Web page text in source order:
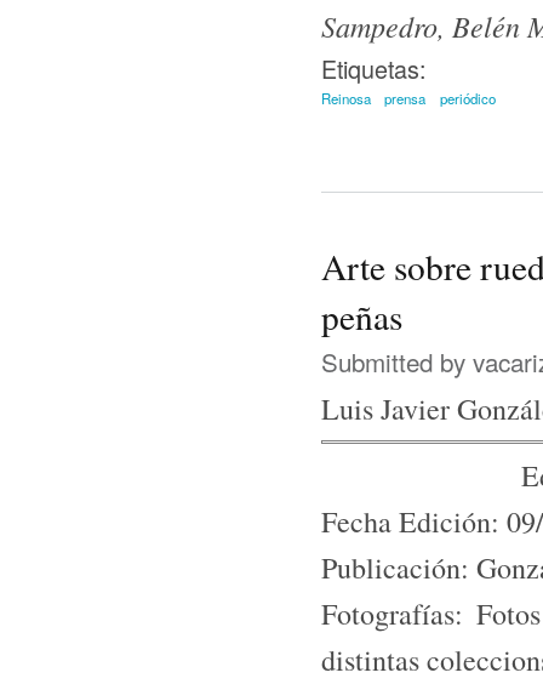
Sampedro, Belén
Etiquetas:
Reinosa prensa periódico
Arte sobre
peñas
Submitted by
Luis Javier
Fecha Edición:
Publicación:
Fotografías:
distintas